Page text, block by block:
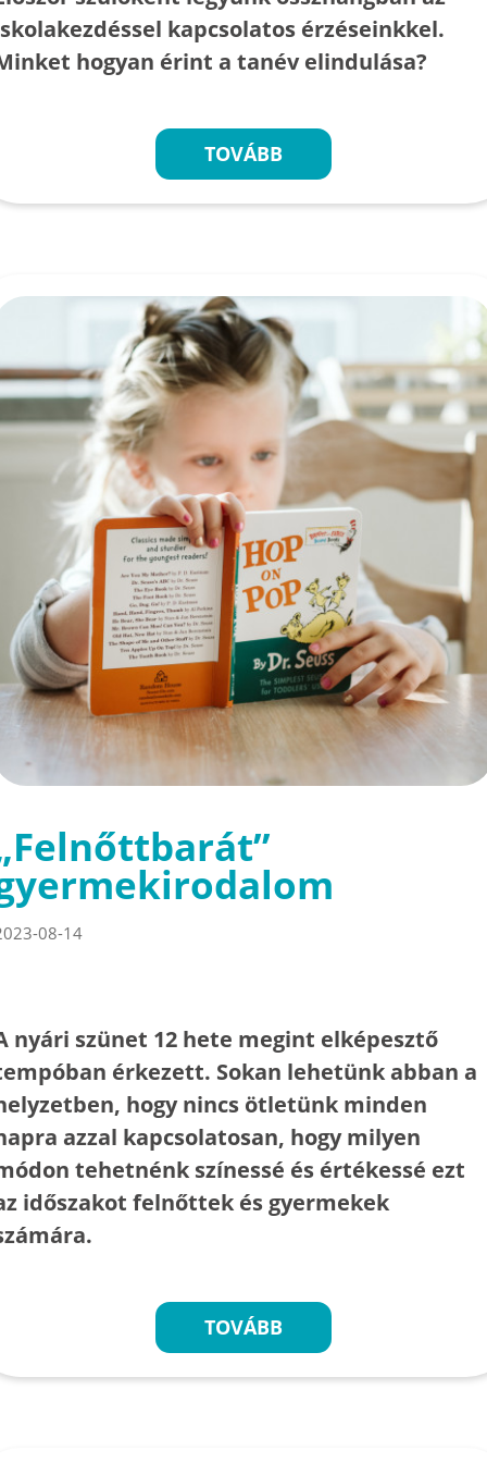
kapcsolatos érzéseinkkel.
hogyan érint a tanév elindulása?
TOVÁBB
08-14
nyári szünet 12 hete megint elképesztő
érkezett. Sokan lehetünk abban a
hogy nincs ötletünk minden
azzal kapcsolatosan, hogy milyen
tehetnénk színessé és értékessé ezt
időszakot felnőttek és gyermekek
TOVÁBB